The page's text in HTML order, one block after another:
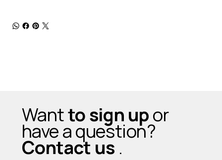
Wantto sign upor
have a question?
Contact us .